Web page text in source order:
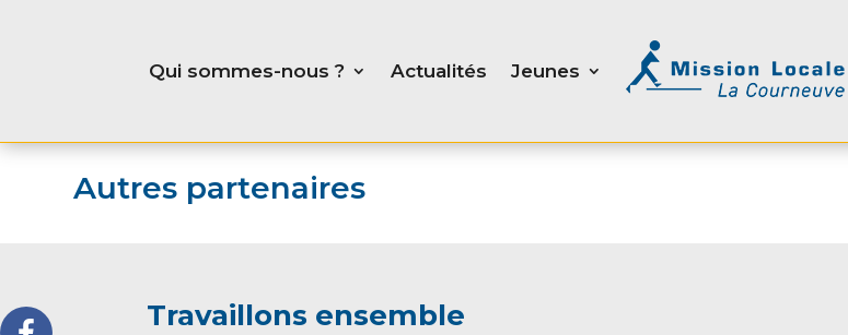
Qui sommes-nous ? Actualités Jeunes
Autres partenaires
Travaillons ensemble